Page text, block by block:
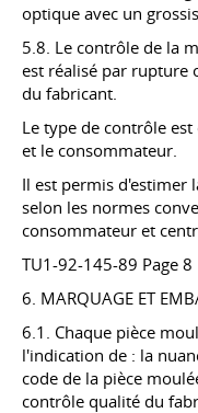
optique avec un
5.8. Le contrôle de la
est réalisé par rupture
du fabricant.
Le type de contrôle
et le consommateur.
Il est permis d'estimer
selon les normes
consommateur et
TU1-92-145-89 Page 8
6. MARQUAGE ET
6.1. Chaque pièce
l'indication de : la
code de la pièce
contrôle qualité du